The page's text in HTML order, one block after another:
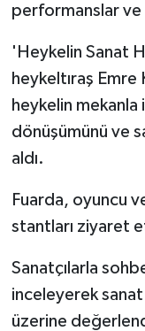
performanslar
'Heykelin Sanat
heykeltıraş
heykelin mekanla
dönüşümünü ve
aldı.
Fuarda, oyuncu
stantları ziyaret
Sanatçılarla
inceleyerek
üzerine